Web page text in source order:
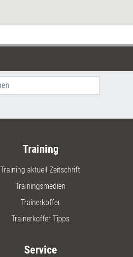
werden zehn teamrelevante Fokusthemen
Wissensmanagement,
Training
Training aktuell Zeitschrift
Trainingsmedien
Trainerkoffer
Trainerkoffer Tipps
Service